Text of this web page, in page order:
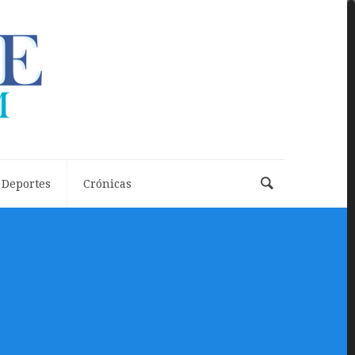
Deportes Crónicas